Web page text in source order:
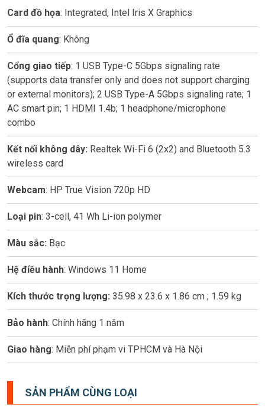
Card đồ họa: Integrated, Intel Iris X Graphics
Ổ đĩa quang: Không
Cổng giao tiếp: 1 USB Type-C 5Gbps signaling rate
(supports data transfer only and does not support charging
or external monitors); 2 USB Type-A 5Gbps signaling rate; 1
AC smart pin; 1 HDMI 1.4b; 1 headphone/microphone
combo
Kết nối không dây: Realtek Wi-Fi 6 (2x2) and Bluetooth 5.3
wireless card
Webcam: HP True Vision 720p HD
Loại pin: 3-cell, 41 Wh Li-ion polymer
Màu sắc: Bạc
Hệ điều hành: Windows 11 Home
Kích thước trọng lượng: 35.98 x 23.6 x 1.86 cm ; 1.59 kg
Bảo hành: Chính hãng 1 năm
Giao hàng: Miễn phí phạm vi TPHCM và Hà Nội
SẢN PHẨM CÙNG LOẠI